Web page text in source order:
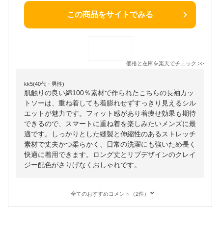
この商品をサイトでみる
価格と在庫を楽天でチェック >>
kk5(40代・男性)
肌触りの良い綿100％素材で作られたこちらの長袖カッ
トソーは、重ね着しても着膨れせずすっきり見えるシル
エットが魅力です。フィット感があり着痩せ効果も期待
できるので、スマートに重ね着を楽しみたいメンズに最
適です。しっかりとした縫製と伸縮性のあるストレッチ
素材で丈夫かつ柔らかく、日常の洗濯にも強いため長く
快適に着用できます。ロング丈とリブデザインのクレイ
ジー配色がさりげなくおしゃれです。
全てのおすすめコメント（2件）